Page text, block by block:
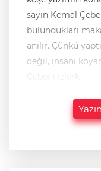
sayın Kemal Çeber... Bazı insanlar
bulundukları
anılır. Çünkü
değil, insanı
Çeber'i izlerk